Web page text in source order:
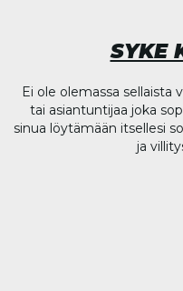
SYKE
Ei ole olemassa sellaista
tai asiantuntijaa joka
sinua löytämään itsellesi
ja